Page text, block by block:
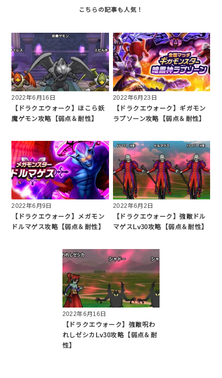
2022年6月16日
【ドラクエウォーク】ほこら妖
魔ゲモン攻略【弱点＆耐性】
2022年6月23日
【ドラクエウォーク】ギガモン
ラプソーン攻略【弱点＆耐性】
2022年6月9日
【ドラクエウォーク】メガモン
ドルマゲス攻略【弱点＆耐性】
2022年6月2日
【ドラクエウォーク】強敵ドル
マゲスLv30攻略【弱点＆耐性】
2022年6月16日
【ドラクエウォーク】強敵呪わ
れしゼシカLv30攻略【弱点＆耐
性】